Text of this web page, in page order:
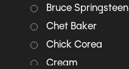
Bruce Springsteen
Chet Baker
Chick Corea
Cream